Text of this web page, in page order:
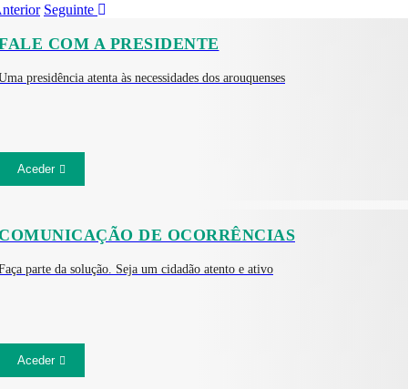
Seguinte
COM A PRESIDENTE
presidência atenta às necessidades dos arouquenses
Aceder
DE OCORRÊNCIAS
parte da solução. Seja um cidadão atento e ativo
Aceder